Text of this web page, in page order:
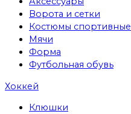
Ворота и сетки
Костюмы спортивные
Мячи
Форма
Футбольная обувь
Хоккей
Клюшки